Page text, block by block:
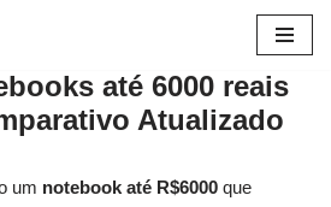
até 6000 reais
Atualizado
um notebook até R$6000 que